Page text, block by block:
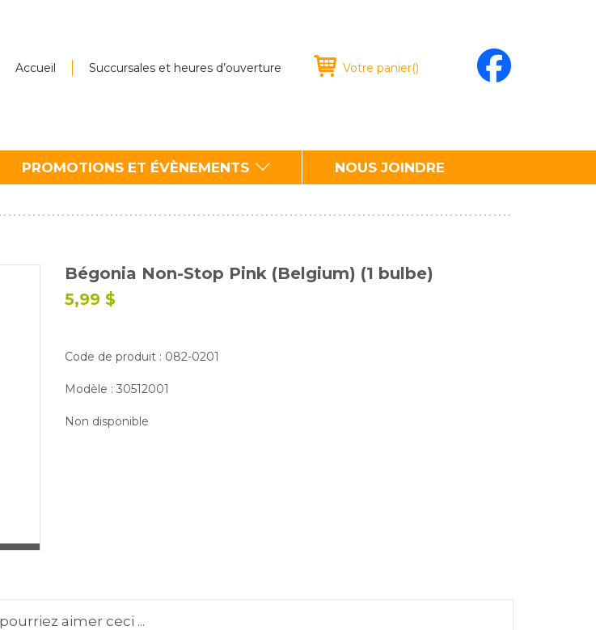
Accueil Succursales et heures d’ouverture Votre panier()
PROMOTIONS ET ÉVÈNEMENTS NOUS JOINDRE
Bégonia Non-Stop Pink (Belgium) (1 bulbe)
5,99 $
Code de produit : 082-0201
Modèle : 30512001
Non disponible
aimer ceci ...